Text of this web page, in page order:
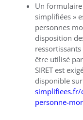
Un formulaire
simplifiées »
personnes
disposition
être utilisé
SIRET est
disponible sur
simplifiees.fr/
personne-